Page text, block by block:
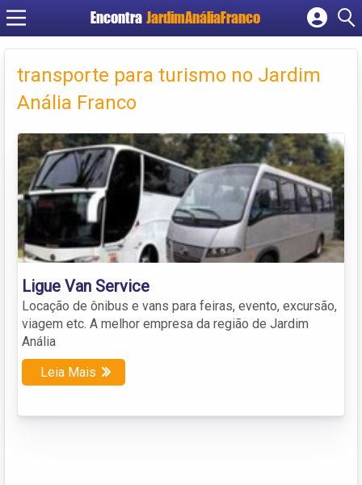
Encontra JardimAnáliaFranco
Cadastrar empresa
Criar conta
transporte para turismo no Jardim
Anália Franco
Ligue Van Service
Locação de ônibus e vans para feiras, evento, excursão,
viagem etc. A melhor empresa da região de Jardim
Anália
Leia Mais